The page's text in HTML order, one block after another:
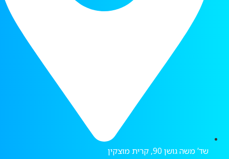
שד’ משה גושן 90, קרית מוצקין